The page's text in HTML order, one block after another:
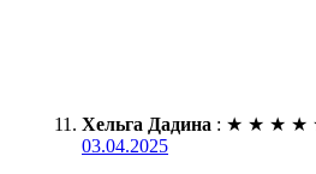
Хельга Дадина : ★ ★ ★ ★
03.04.2025